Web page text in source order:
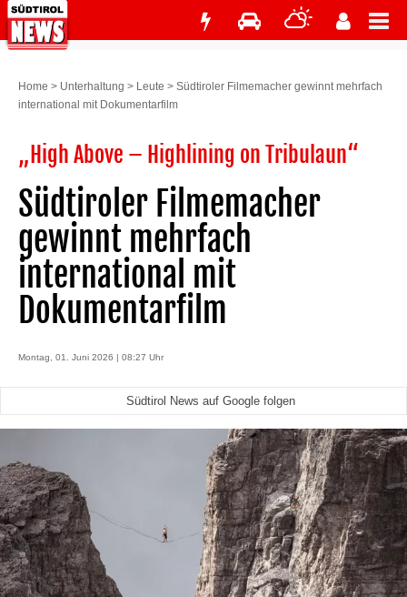
Home > Unterhaltung > Leute > Südtiroler Filmemacher gewinnt mehrfach
international mit Dokumentarfilm
„High Above – Highlining on Tribulaun“
Südtiroler Filmemacher
gewinnt mehrfach
international mit
Dokumentarfilm
Montag, 01. Juni 2026 | 08:27 Uhr
Südtirol News auf Google folgen